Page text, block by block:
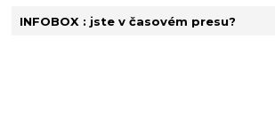
INFOBOX : jste v časovém presu?